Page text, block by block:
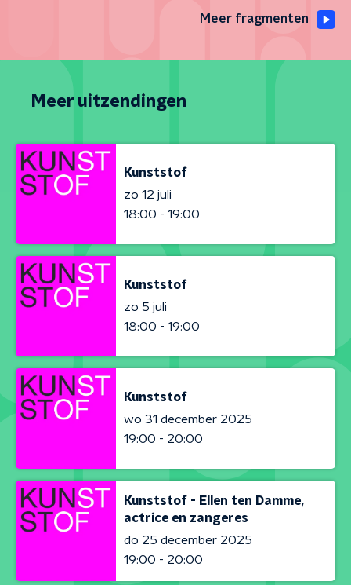
Meer fragmenten
Meer uitzendingen
Kunststof
zo 12 juli
18:00 - 19:00
Kunststof
zo 5 juli
18:00 - 19:00
Kunststof
wo 31 december 2025
19:00 - 20:00
Kunststof - Ellen ten Damme,
actrice en zangeres
do 25 december 2025
19:00 - 20:00